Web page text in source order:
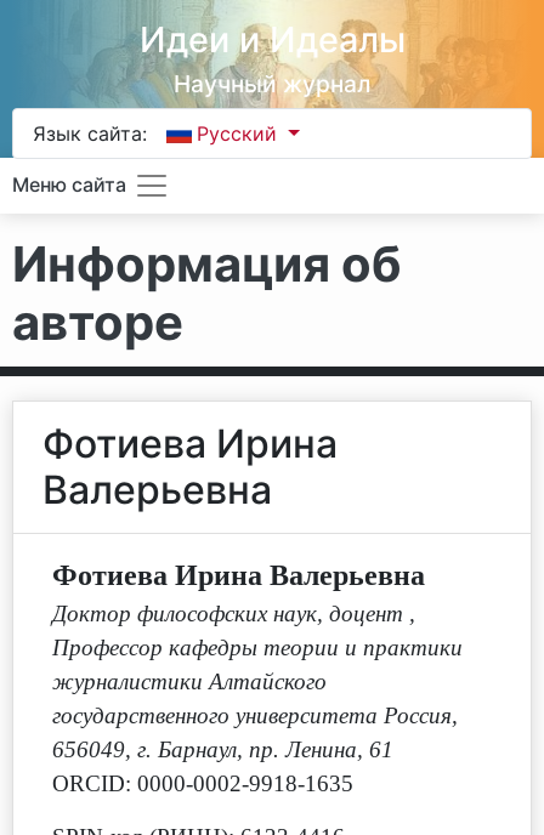
Идеи и Идеалы
Научный журнал
Язык сайта: Русский
Меню сайта
Информация об
авторе
Фотиева Ирина
Валерьевна
Фотиева Ирина Валерьевна
Доктор философских наук, доцент ,
Профессор кафедры теории и практики
журналистики Алтайского
государственного университета Россия,
656049, г. Барнаул, пр. Ленина, 61
ORCID: 0000-0002-9918-1635